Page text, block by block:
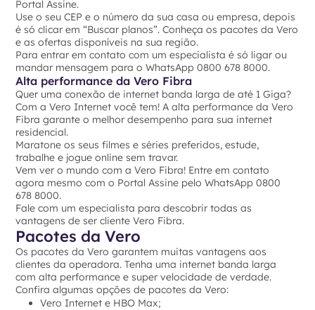
Portal Assine.
Use o seu CEP e o número da sua casa ou empresa, depois
é só clicar em “Buscar planos”. Conheça os pacotes da Vero
e as ofertas disponíveis na sua região.
Para entrar em contato com um especialista é só ligar ou
mandar mensagem para o WhatsApp 0800 678 8000.
Alta performance da Vero Fibra
Quer uma conexão de internet banda larga de até 1 Giga?
Com a Vero Internet você tem! A alta performance da Vero
Fibra garante o melhor desempenho para sua internet
residencial.
Maratone os seus filmes e séries preferidos, estude,
trabalhe e jogue online sem travar.
Vem ver o mundo com a Vero Fibra! Entre em contato
agora mesmo com o Portal Assine pelo WhatsApp 0800
678 8000.
Fale com um especialista para descobrir todas as
vantagens de ser cliente Vero Fibra.
Pacotes da Vero
Os pacotes da Vero garantem muitas vantagens aos
clientes da operadora. Tenha uma internet banda larga
com alta performance e super velocidade de verdade.
Confira algumas opções de pacotes da Vero:
Vero Internet e HBO Max;